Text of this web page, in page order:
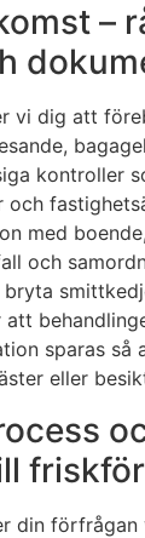
–
vi dig att
kontroller
och
med
och
sparas så
eller
din förfrågan